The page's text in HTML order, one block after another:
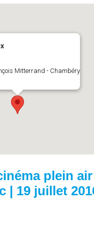
Mitterrand - Chambéry
plein
| 19 juillet